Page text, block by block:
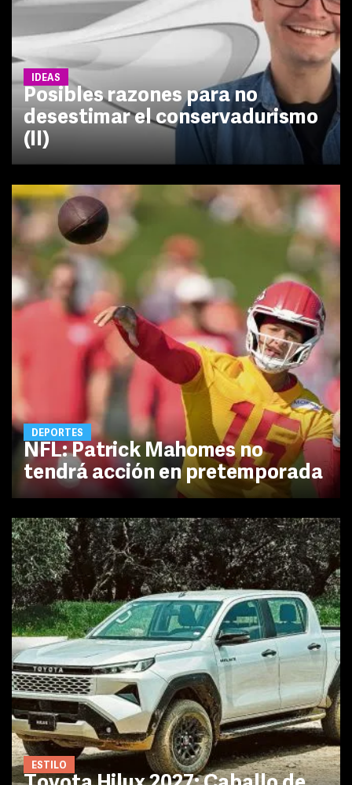
IDEAS
Posibles razones para no
desestimar el conservadurismo
(II)
DEPORTES
NFL: Patrick Mahomes no
tendrá acción en pretemporada
ESTILO